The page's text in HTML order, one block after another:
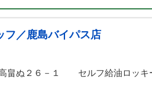
フ／鹿島バイパス店
高畠ぬ２６－１ セルフ給油ロッ